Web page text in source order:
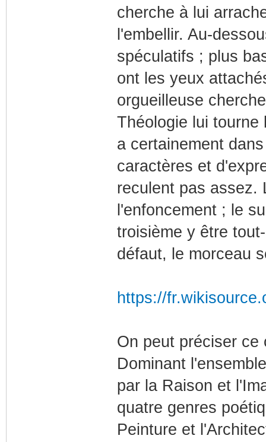
cherche à lui
l'embellir. Au-
spéculatifs ; plus
ont les yeux
orgueilleuse
Théologie lui
a certainement
caractères et
reculent pas assez.
l'enfoncement ; le
troisième y être
défaut, le morceau
https://
On peut préciser
Dominant
par la Raison et
quatre genres
Peinture et